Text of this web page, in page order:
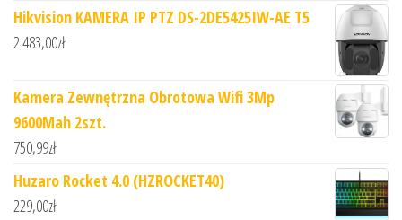
Hikvision KAMERA IP PTZ DS-2DE5425IW-AE T5
2 483,00zł
Kamera Zewnętrzna Obrotowa Wifi 3Mp
9600Mah 2szt.
750,99zł
Huzaro Rocket 4.0 (HZROCKET40)
229,00zł